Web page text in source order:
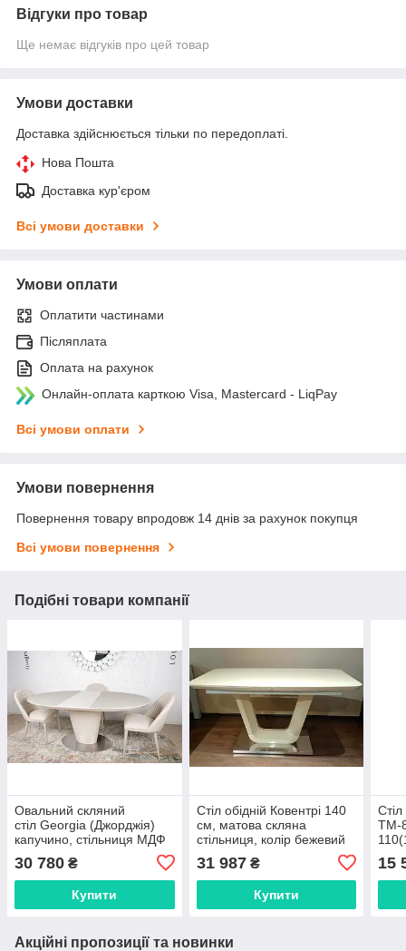
Відгуки про товар
Ще немає відгуків про цей товар
Умови доставки
Доставка здійснюється тільки по передоплаті.
Нова Пошта
Доставка кур'єром
Всі умови доставки
Умови оплати
Оплатити частинами
Післяплата
Оплата на рахунок
Онлайн-оплата карткою Visa, Mastercard - LiqPay
Всі умови оплати
Умови повернення
Повернення товару впродовж 14 днів за рахунок покупця
Всі умови повернення
Подібні товари компанії
Овальний скляний
стіл Georgia (Джорджія)
капучино, стільниця МДФ
150х85х76 см
30 780 ₴
Купити
Стіл обідній Ковентрі 140
см, матова скляна
стільниця, колір бежевий
31 987₴
Купити
TM-
15
Акційні пропозиції та новинки